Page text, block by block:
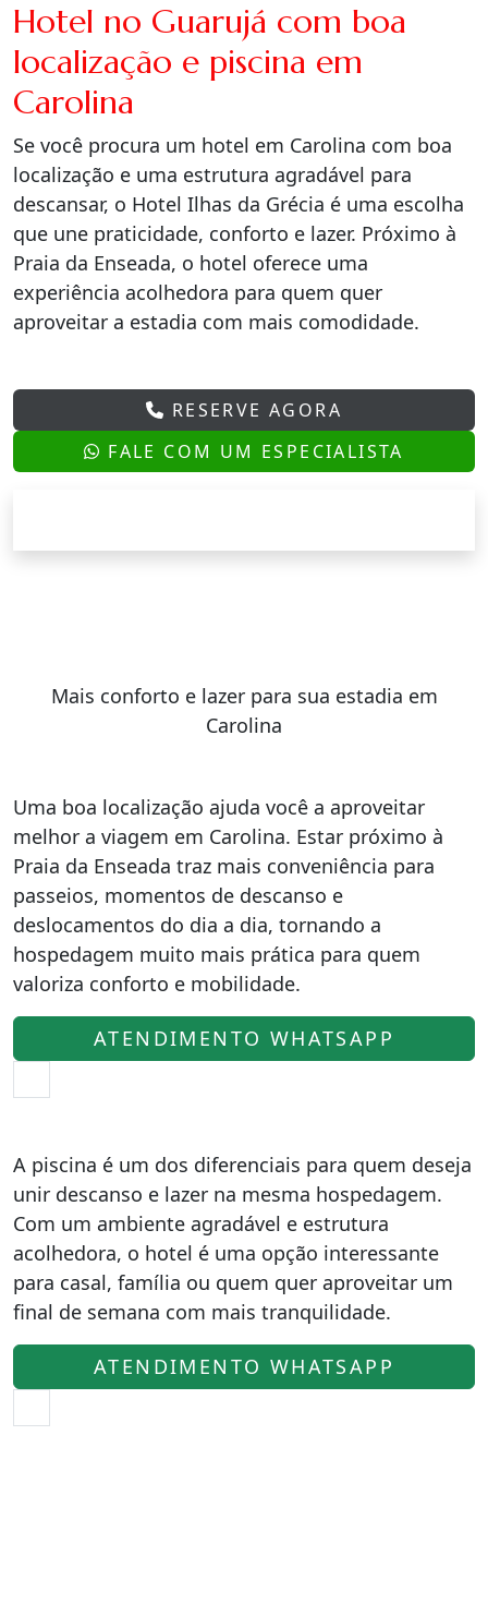
Hotel no Guarujá com boa
localização e piscina em
Carolina
Se você procura um hotel em Carolina com boa
localização e uma estrutura agradável para
descansar, o Hotel Ilhas da Grécia é uma escolha
que une praticidade, conforto e lazer. Próximo à
Praia da Enseada, o hotel oferece uma
experiência acolhedora para quem quer
aproveitar a estadia com mais comodidade.
RESERVE AGORA
FALE COM UM ESPECIALISTA
Mais conforto e lazer para sua estadia em
Carolina
Uma boa localização ajuda você a aproveitar
melhor a viagem em Carolina. Estar próximo à
Praia da Enseada traz mais conveniência para
passeios, momentos de descanso e
deslocamentos do dia a dia, tornando a
hospedagem muito mais prática para quem
valoriza conforto e mobilidade.
ATENDIMENTO WHATSAPP
A piscina é um dos diferenciais para quem deseja
unir descanso e lazer na mesma hospedagem.
Com um ambiente agradável e estrutura
acolhedora, o hotel é uma opção interessante
para casal, família ou quem quer aproveitar um
final de semana com mais tranquilidade.
ATENDIMENTO WHATSAPP